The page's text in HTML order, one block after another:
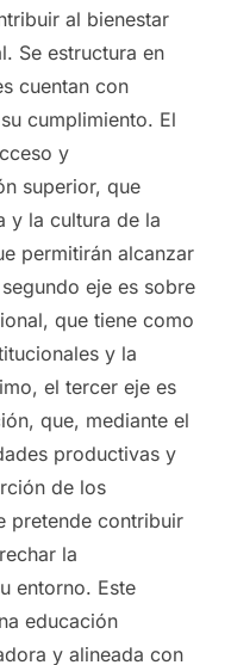
al bienestar
Se estructura en
cuentan con
cumplimiento. El
y
superior, que
y la cultura de la
permitirán alcanzar
eje es sobre
que tiene como
y la
el tercer eje es
que, mediante el
productivas y
de los
pretende contribuir
la
entorno. Este
educación
y alineada con